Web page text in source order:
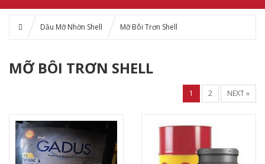
Dầu Mỡ Nhờn Shell Mỡ Bôi Trơn Shell
MỠ BÔI TRƠN SHELL
1 2 NEXT »